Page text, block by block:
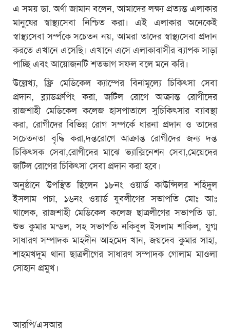
এ সময় ডা. অর্ণা জামান বলেন, আমাদের লক্ষ্য প্রত্যন্ত এলাকার
মানুষের স্বাস্থ্যসেবা নিশ্চিত করা। এই এলাকার অনেকেই
স্বাস্থ্যসেবা সর্ম্পকে সচেতন নয়, আমরা তাদের স্বাস্থ্যসেবা প্রদান
করতে এখানে এসেছি। এখানে এসে এলাকাবাসীর ব্যাপক সাড়া
পাচ্ছি এবং আয়োজনটি শতভাগ সফল বলে মনে করি।
উল্লেখ্য, ফ্রি মেডিকেল ক্যাম্পের বিনামূল্যে চিকিৎসা সেবা
প্রদান, ব্ল্যাডগ্রুপিং করা, জটিল রোগে আক্রান্ত রোগীদের
রাজশাহী মেডিকেল কলেজ হাসপাতালে সুচিকিৎসার ব্যাবস্থা
করা, রোগীদের বিভিন্ন রোগ সম্পর্কে ধারনা প্রদান ও তাদের
সচেতনতা বৃদ্ধি করা,দন্তরোগে আক্রান্ত রোগীদের জন্য দন্ত
চিকিৎসক সেবা,রোগীদের মাঝে ভ্যাক্সিনেশন সেবা,মেয়েদের
জটিল রোগের চিকিৎসা সেবা প্রদান করা হবে।
অনুষ্ঠানে উপস্থিত ছিলেন ১৮নং ওয়ার্ড কাউন্সিলর শহিদুল
ইসলাম পচা, ১৬নং ওয়ার্ড যুবলীগের সভাপতি মোঃ আঃ
খালেক, রাজশাহী মেডিকেল কলেজ ছাত্রলীগের সভাপতি ডা.
শুভ কুমার মন্ডল, সহ সভাপতি নকিবুল ইসলাম শাকিল, যুগ্ম
সাধারণ সম্পাদক মাহদীন আহমেদ খান, জয়দেব কুমার সাহা,
শাহমখদুম থানা ছাত্রলীগের সাধারণ সম্পাদক গোলাম মাওলা
সোহান প্রমুখ।
আরপি/এসআর